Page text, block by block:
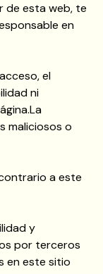
de esta web, te
en
el
ni
maliciosos o
a este
y
por terceros
en este sitio